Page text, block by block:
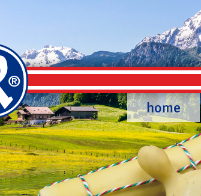
home